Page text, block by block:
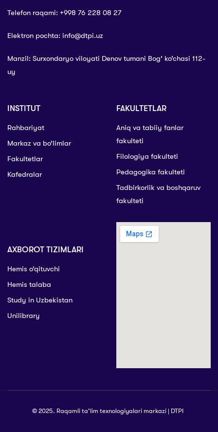
Telefon raqami: +998 76 228 08 27
Elektron pochta: info@dtpi.uz
Manzil: Surxondaryo viloyati Denov tumani Bog’ ko’chasi 112-
uy
INSTITUT
Rahbariyat
Markaz va bo’limlar
Fakultetlar
Kafedralar
FAKULTETLAR
Aniq va tabiiy fanlar
fakulteti
Filologiya fakulteti
Pedagogika fakulteti
Tadbirkorlik va boshqaruv
fakulteti
AXBOROT TIZIMLARI
Hemis o’qituvchi
Hemis talaba
Study in Uzbekistan
Unilibrary
© 2025. Raqamli ta’lim texnologiyalari markazi | DTPI